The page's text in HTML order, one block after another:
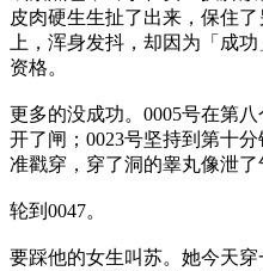
皮肉硬生生扯了出来，保住
上，浑身发抖，却因为「成
资格。
更多的没成功。0005号在第
开了闸；0023号坚持到第十
准戳穿，穿了洞的睾丸像泄
轮到0047。
要踩他的女生叫苏。她今天